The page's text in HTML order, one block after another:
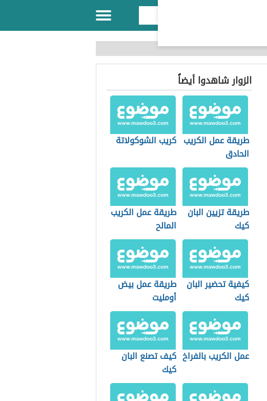
الزوار شاهدوا أيضاً
طريقة عمل الكريب
الحادق
كريب الشوكولاتة
طريقة تزيين البان
كيك
طريقة عمل الكريب
المالح
كيفية تحضير البان
كيك
طريقة عمل بيض
أومليت
عمل الكريب بالفراخ كيف تصنع البان
كيك